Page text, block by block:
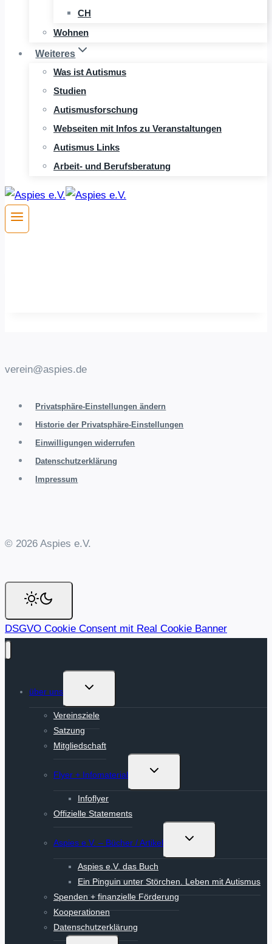
CH
Wohnen
Weiteres
Was ist Autismus
Studien
Autismusforschung
Webseiten mit Infos zu Veranstaltungen
Autismus Links
Arbeit- und Berufsberatung
verein@aspies.de
Privatsphäre-Einstellungen ändern
Historie der Privatsphäre-Einstellungen
Einwilligungen widerrufen
Datenschutzerklärung
Impressum
© 2026 Aspies e.V.
DSGVO Cookie Consent mit Real Cookie Banner
über uns
Untermenü
Vereinsziele
Satzung
Mitgliedschaft
Flyer + Infomaterial
Untermenü
Infoflyer
Offizielle Statements
Aspies e.V. – Bücher / Artikel
Untermenü
Aspies e.V. das Buch
Ein Pinguin unter Störchen. Leben mit Autismus
Spenden + finanzielle Förderung
Kooperationen
Datenschutzerklärung